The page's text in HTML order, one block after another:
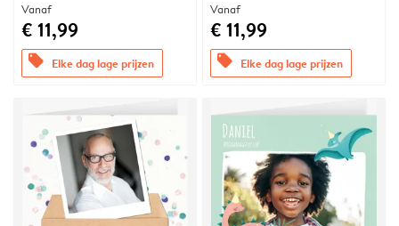
Vanaf
€ 11,99
offers Elke dag lage prijzen
Vanaf
€ 11,99
offers Elke dag lage prijzen